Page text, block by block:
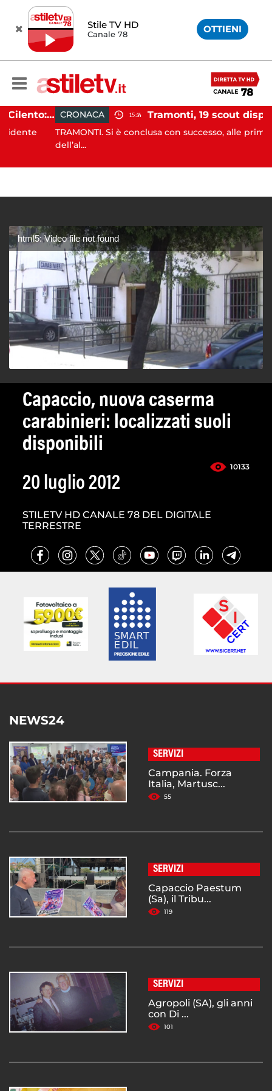
Stile TV HD
Canale 78 OTTIENI
Incidente agricolo nel Cilento: trattore si ribalta, muore 71enne CRONACA 15:14
TRAMONTI. Si è conclusa con successo, alle prime luci
dell’al...
html5: Video file not found
Capaccio, nuova caserma
carabinieri: localizzati suoli
disponibili
10133
20 luglio 2012
STILETV HD CANALE 78 DEL DIGITALE
TERRESTRE
NEWS24
SERVIZI
Campania. Forza
Italia, Martusc...
55
SERVIZI
Capaccio Paestum
(Sa), il Tribu...
119
SERVIZI
Agropoli (SA), gli anni
con Di ...
101